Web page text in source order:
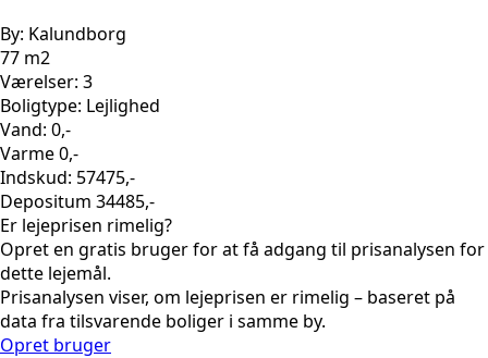
By: Kalundborg
77 m2
Værelser: 3
Boligtype: Lejlighed
Vand: 0,-
Varme 0,-
Indskud: 57475,-
Depositum 34485,-
Er lejeprisen rimelig?
Opret en gratis bruger for at få adgang til prisanalysen for
dette lejemål.
Prisanalysen viser, om lejeprisen er rimelig – baseret på
data fra tilsvarende boliger i samme by.
Opret bruger